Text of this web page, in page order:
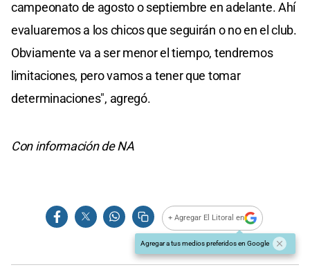
campeonato de agosto o septiembre en adelante. Ahí
evaluaremos a los chicos que seguirán o no en el club.
Obviamente va a ser menor el tiempo, tendremos
limitaciones, pero vamos a tener que tomar
determinaciones", agregó.
Con información de NA
+ Agregar El Litoral en
Agregar a tus medios preferidos en Google